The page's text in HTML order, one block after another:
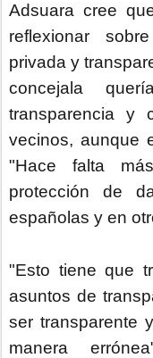
Adsuara cree
reflexionar
privada y
concejala
transparencia y
vecinos, aunque
"Hace falta
protección de
españolas y en
"Esto tiene que
asuntos de
ser transparente
manera